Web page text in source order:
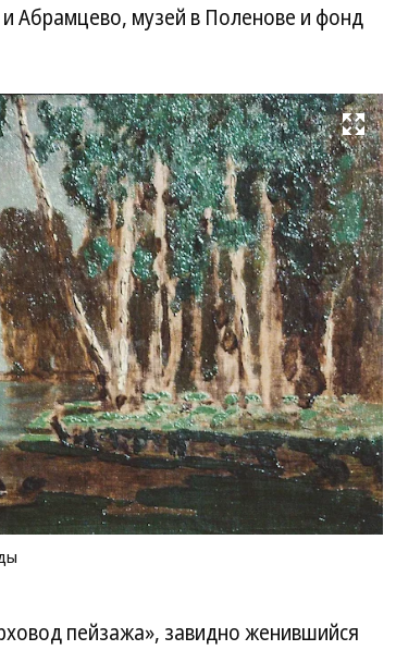
Абрамцево, музей в Поленове и фонд
Развернуть на весь экран
пейзажа», завидно женившийся